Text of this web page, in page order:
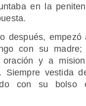
en la
después,
con su
y a
Siempre vestida
con su bolso